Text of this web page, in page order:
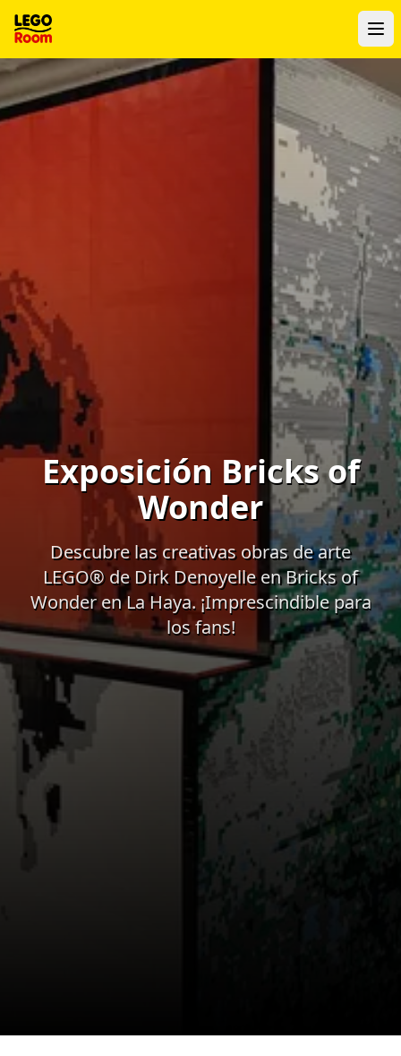
Ir al contenido principal
Exposición Bricks of
Wonder
Descubre las creativas obras de arte
LEGO® de Dirk Denoyelle en Bricks of
Wonder en La Haya. ¡Imprescindible para
los fans!